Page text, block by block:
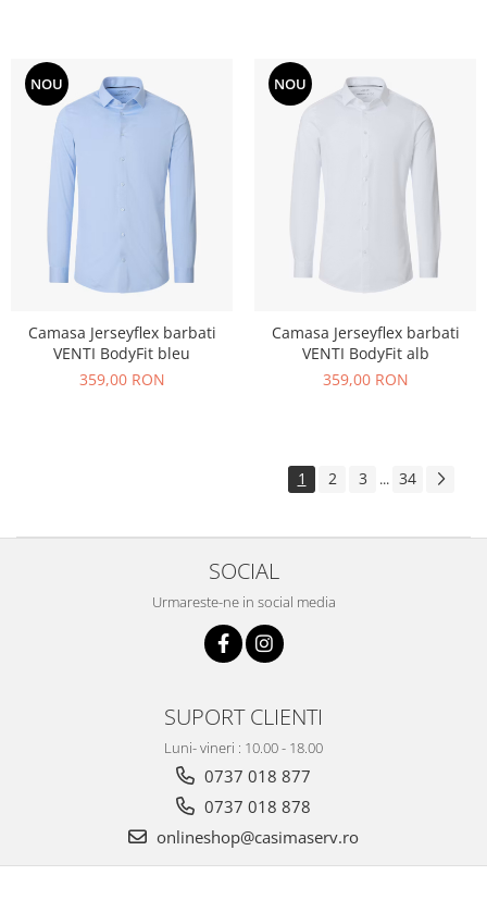
NOU
Camasa Jerseyflex barbati
VENTI BodyFit bleu
359,00 RON
NOU
Camasa Jerseyflex barbati
VENTI BodyFit alb
359,00 RON
1 2 3 ... 34
SOCIAL
Urmareste-ne in social media
SUPORT CLIENTI
Luni- vineri : 10.00 - 18.00
0737 018 877
0737 018 878
onlineshop@casimaserv.ro